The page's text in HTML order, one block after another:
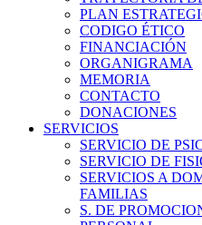
PLAN
CODIGO ÉTICO
FINANCIACIÓN
ORGANIGRAMA
MEMORIA
CONTACTO
DONACIONES
SERVICIOS
SERVICIO DE
SERVICIO DE
SERVICIOS A
FAMILIAS
S. DE